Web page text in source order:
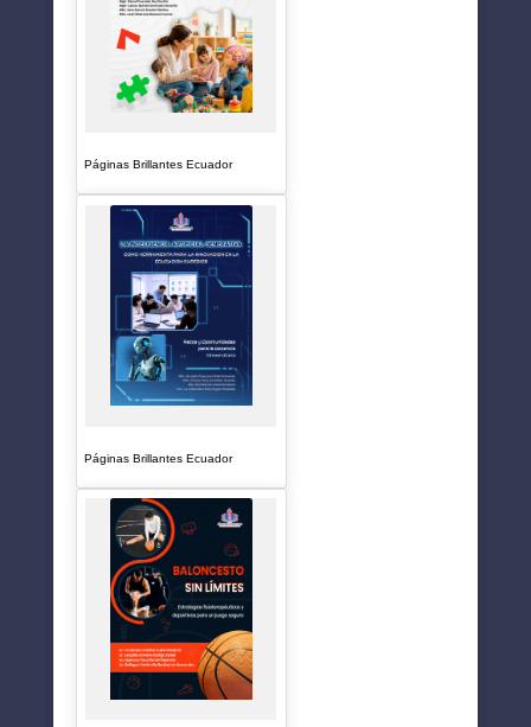
Páginas Brillantes Ecuador
Páginas Brillantes Ecuador